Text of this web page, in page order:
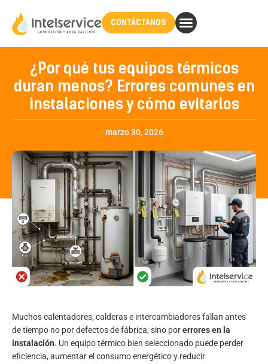
CONTÁCTANOS
¿Por qué tus equipos térmicos
duran menos? Errores comunes en
instalaciones y cómo evitarlos
marzo 30, 2026
Muchos calentadores, calderas e intercambiadores fallan antes
de tiempo no por defectos de fábrica, sino porerrores en la
instalación. Un equipo térmico bien seleccionado puede perder
eficiencia, aumentar el consumo energético y reducir